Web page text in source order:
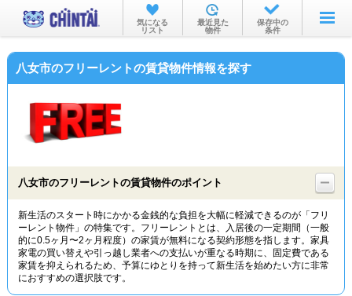
お部屋を探す
沿線・駅から
物件特集から
TOP
気になる
リスト
最近見た
物件
保存中の
条件
八女市のフリーレントの賃貸物件情報を探す
八女市のフリーレントの賃貸物件のポイント
新生活のスタート時にかかる金銭的な負担を大幅に軽減できるのが「フリ
ーレント物件」の特集です。フリーレントとは、入居後の一定期間（一般
的に0.5ヶ月〜2ヶ月程度）の家賃が無料になる契約形態を指します。家具
家電の買い替えや引っ越し業者への支払いが重なる時期に、固定費である
家賃を抑えられるため、予算にゆとりを持って新生活を始めたい方に非常
におすすめの選択肢です。